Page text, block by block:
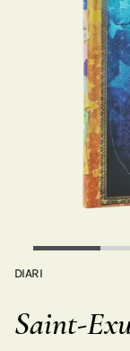
DIARI
Saint-